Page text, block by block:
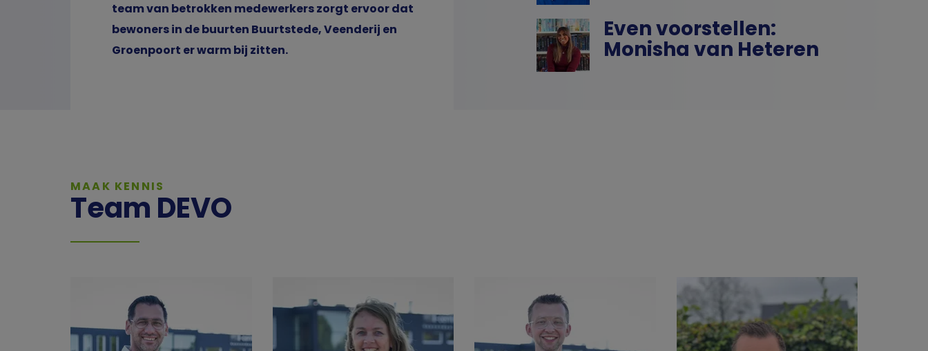
team van betrokken medewerkers zorgt ervoor dat
bewoners in de buurten Buurtstede, Veenderij en
Groenpoort er warm bij zitten.
Even voorstellen:
Monisha van Heteren
MAAK KENNIS
Team DEVO